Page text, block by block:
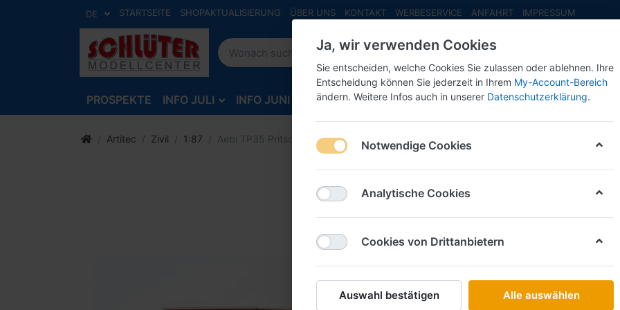
DE STARTSEITE SHOPAKTUALISIERUNG ÜBER UNS KONTAKT WERBESERVICE ANFAHRT IMPRESSUM
PROSPEKTE INFO JULI INFO JUNI INFO MAI NEU EINGETROFFEN NEUHEITEN
Artitec Zivil 1:87 Aebi TP35 Pritschenwagen -1:87- -Fertigmodell-***z.Zt.nicht lieferbar***
Artitec
Aebi
-1:87- -
Art.-Nr.
Ja, wir verwenden Cookies
Sie entscheiden, welche Cookies Sie zulassen oder ablehnen. Ihre
Entscheidung können Sie jederzeit in Ihrem My-Account-Bereich
ändern. Weitere Infos auch in unserer Datenschutzerklärung.
Notwendige Cookies
Analytische Cookies
Cookies von Drittanbietern
Auswahl bestätigen Alle auswählen